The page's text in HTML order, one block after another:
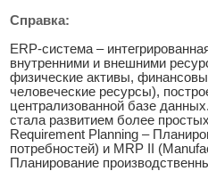
Справка:
ERP-система –
внутренними и внешними
физические активы,
человеческие ресурсы),
централизованной базе
стала развитием более
Requirement Planning –
потребностей) и MRP II
Планирование